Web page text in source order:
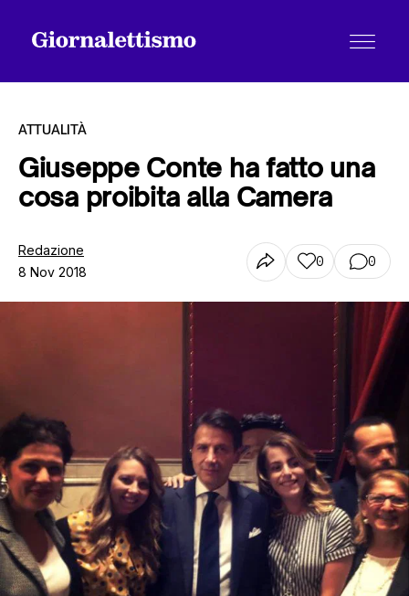
Tutti gli articoli
Chi siamo
ATTUALITÀ
Giuseppe Conte ha fatto una
cosa proibita alla Camera
Redazione
8 Nov 2018
0 0